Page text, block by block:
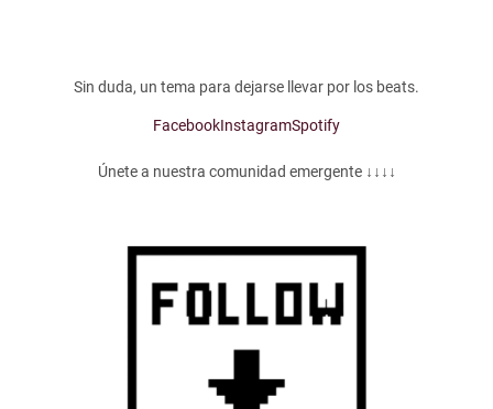
Sin duda, un tema para dejarse llevar por los beats.
FacebookInstagramSpotify
Únete a nuestra comunidad emergente ↓↓↓↓